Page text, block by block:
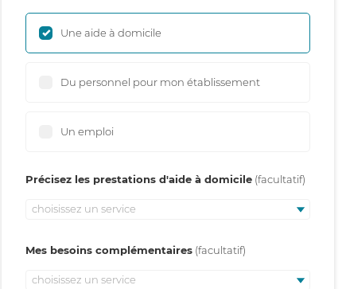
Une aide à domicile
Du personnel pour mon établissement
Un emploi
Précisez les prestations d'aide à domicile
choisissez un service
Mes besoins complémentaires
choisissez un service